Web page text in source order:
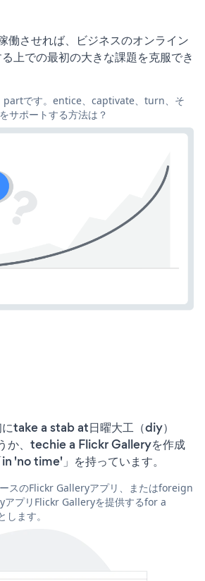
させれば、ビジネスのオンライン
上での最初の大きな課題を克服でき
partです。entice、captivate、turn、そ
サポートする方法は？
take a stab at日曜大工（diy）
か、techie a Flickr Galleryを作成
'no time'」を持っています。
スのFlickr Galleryアプリ、またはforeign
プリFlickr Galleryを提供するfor a
ます。